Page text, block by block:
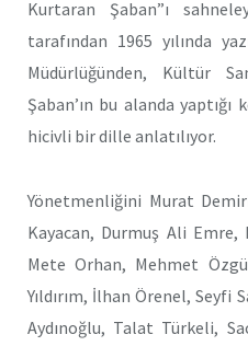
Kurtaran Şaban”ı
tarafından 1965 yılında
Müdürlüğünden, Kültür
Şaban’ın bu alanda
hicivli bir dille anlatılıyor.
Yönetmenliğini Murat
Kayacan, Durmuş Ali Emre,
Mete Orhan, Mehmet
Yıldırım, İlhan Örenel, Seyfi
Aydınoğlu, Talat Türkeli,